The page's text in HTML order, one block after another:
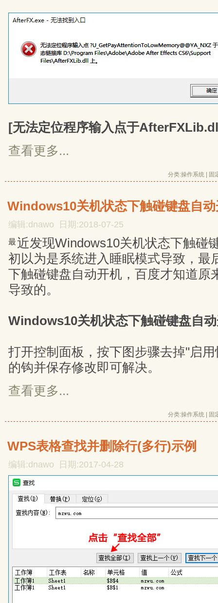
[无法定位程序输入点于
查看更多...
分类:操作系统 固
Windows10关机状态下触碰键盘自
编辑:dnawo 日期:2018-07-25
最近发现Windows10关机状态下触碰
初以为是系统进入睡眠模式导致，最
下触碰键盘自动开机，百度才知道原
导致的。
Windows10关机状态下触碰键盘自
打开控制面板，按下图步骤去掉"启
的钩并保存修改即可解决。
查看更多...
分类:操作系统 固
WPS表格查找并删除行(多行)示例
编辑:dnawo 日期:2017-04-28